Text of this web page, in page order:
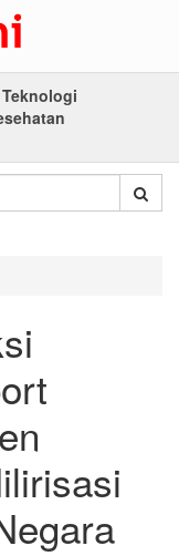
Teknologi